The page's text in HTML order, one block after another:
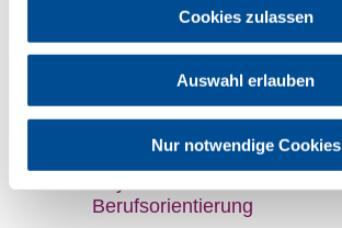
Cookies zulassen
Auswahl erlauben
Nur notwendige Cookies
24.04.2025 |Nachrichten | BLZK,
Zahnaerztliches Personal
Woche der Aus- und
Weiterbildung 2025
Berufsorientierung